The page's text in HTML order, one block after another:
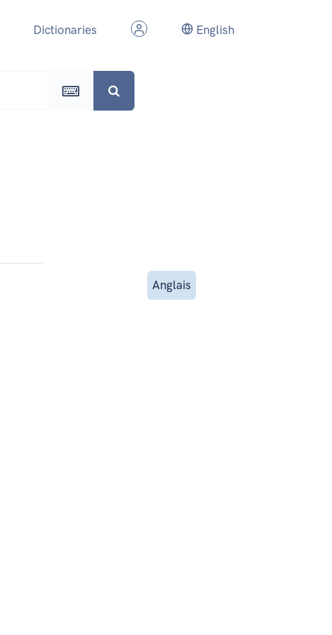
Dictionaries English
Anglais